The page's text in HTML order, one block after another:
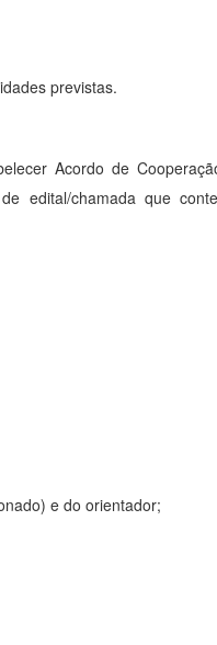
previstas.
Acordo de
edital/chamada que
e do orientador;